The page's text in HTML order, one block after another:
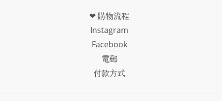
❤ 購物流程
Instagram
Facebook
電郵
付款方式